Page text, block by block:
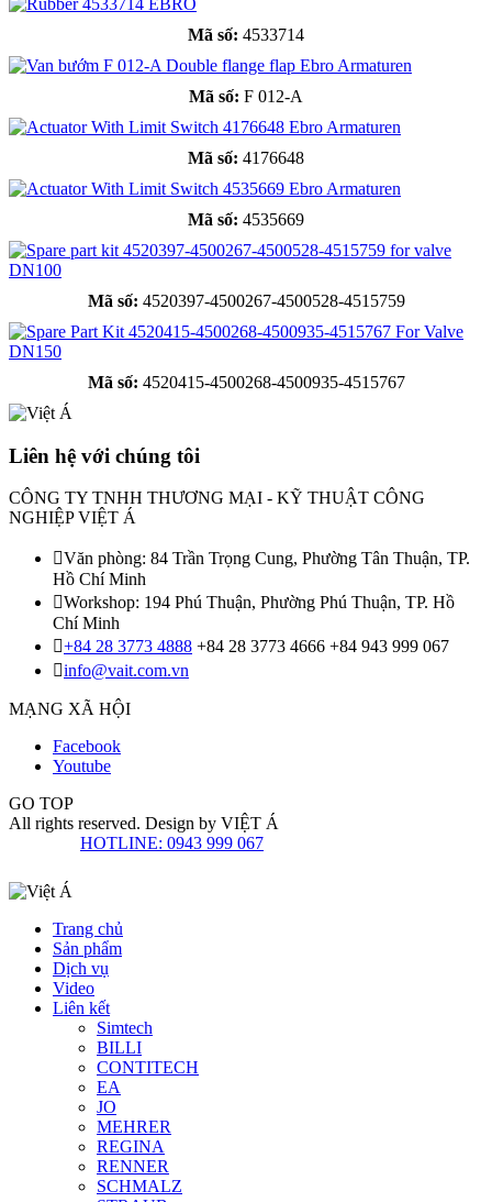
Mã số: 4533714
Mã số: F 012-A
Mã số: 4176648
Mã số: 4535669
Mã số: 4520397-4500267-4500528-4515759
Mã số: 4520415-4500268-4500935-4515767
Liên hệ với chúng tôi
CÔNG TY TNHH THƯƠNG MẠI - KỸ THUẬT CÔNG
NGHIỆP VIỆT Á
Văn phòng: 84 Trần Trọng Cung, Phường Tân Thuận, TP.
Hồ Chí Minh
Workshop: 194 Phú Thuận, Phường Phú Thuận, TP. Hồ
Chí Minh
+84 28 3773 4888 +84 28 3773 4666 +84 943 999 067
info@vait.com.vn
MẠNG XÃ HỘI
Facebook
Youtube
GO TOP
All rights reserved. Design by VIỆT Á
HOTLINE: 0943 999 067
Trang chủ
Sản phẩm
Dịch vụ
Video
Liên kết
Simtech
BILLI
CONTITECH
EA
JO
MEHRER
REGINA
RENNER
SCHMALZ